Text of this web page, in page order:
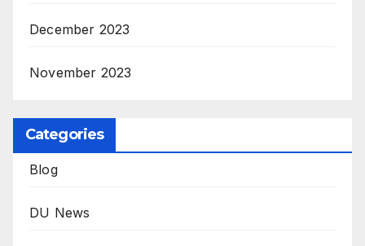
December 2023
November 2023
Categories
Blog
DU News